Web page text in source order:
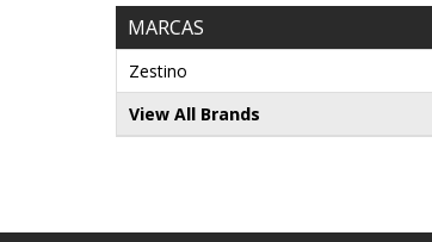
MARCAS
Zestino
View All Brands